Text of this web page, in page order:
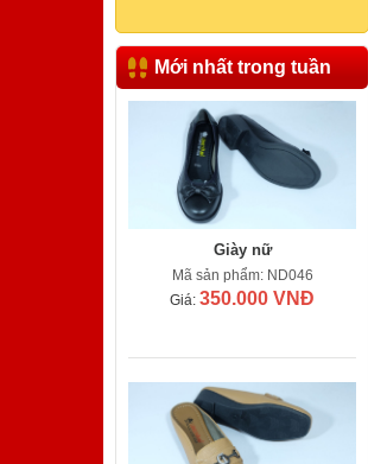
Mới nhất trong tuần
Giá:500.000 VNĐ
Giày nữ
Mã sản phẩm: ND046
Giá: 350.000 VNĐ